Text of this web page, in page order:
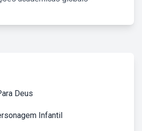
Deus
Infantil